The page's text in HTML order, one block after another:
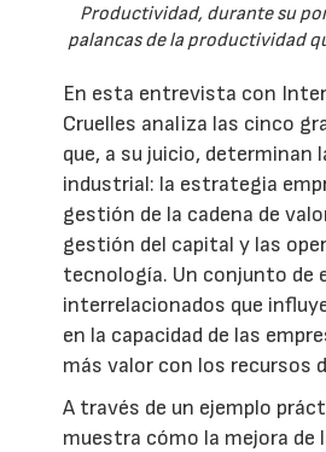
Productividad, durante su
palancas de la productividad
En esta entrevista con
Cruelles analiza las cinco
que, a su juicio, determinan
industrial: la estrategia
gestión de la cadena de
gestión del capital y las
tecnología. Un conjunto de
interrelacionados que
en la capacidad de las
más valor con los recursos
A través de un ejemplo
muestra cómo la mejora de